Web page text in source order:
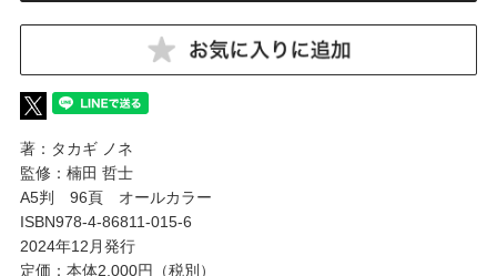
著：タカギ ノネ
監修：楠田 哲士
A5判 96頁 オールカラー
ISBN978-4-86811-015-6
2024年12月発行
定価：本体2,000円（税別）